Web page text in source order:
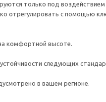
только под воздействием
отрегулировать с помощью
комфортной высоте.
следующих
в вашем регионе.